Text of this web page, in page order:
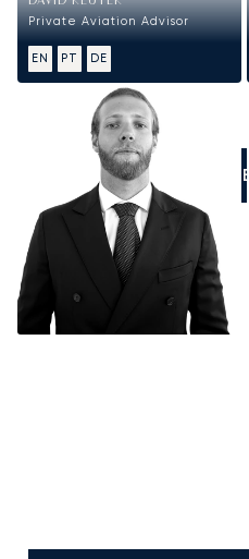
Private Aviation Advisor
EN PT DE
RUFEN